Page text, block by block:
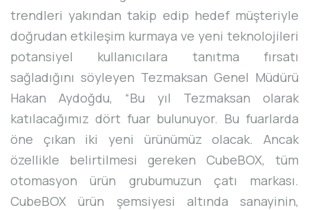
trendleri yakından takip edip hedef müşteriyle
doğrudan etkileşim kurmaya ve yeni teknolojileri
potansiyel kullanıcılara tanıtma fırsatı
sağladığını söyleyen Tezmaksan Genel Müdürü
Hakan Aydoğdu, “Bu yıl Tezmaksan olarak
katılacağımız dört fuar bulunuyor. Bu fuarlarda
öne çıkan iki yeni ürünümüz olacak. Ancak
özellikle belirtilmesi gereken CubeBOX, tüm
otomasyon ürün grubumuzun çatı markası.
CubeBOX ürün şemsiyesi altında sanayinin,